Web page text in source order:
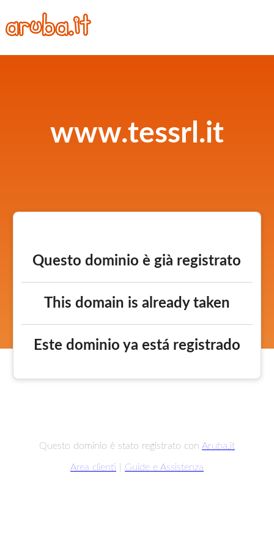
www.tessrl.it
Questo dominio è già registrato
This domain is already taken
Este dominio ya está registrado
Questo dominio è stato registrato con Aruba.it
Area clienti Guide e Assistenza